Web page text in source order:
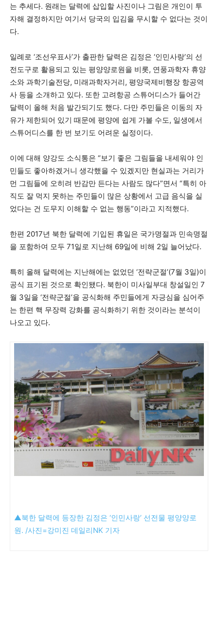
는 추세다. 원래는 달력에 삽입할 사진이나 그림은 개인이 투
자해 결정하지만 여기서 당국의 입김을 무시할 수 없다는 것이
다.
일례로 ‘조선우표사’가 출판한 달력은 김정은 ‘인민사랑’의 선
전도구로 활용되고 있는 평양양로원을 비롯, 연풍과학자 휴양
소와 과학기술전당, 미래과학자거리, 평양국제비행장 항공역
사 등을 소개하고 있다. 또한 고려항공 스튜어디스가 들어간
달력이 올해 처음 발간되기도 했다. 다만 주민들은 이동의 자
유가 제한되어 있기 때문에 평양에 쉽게 가볼 수도, 일생에서
스튜어디스를 한 번 보기도 어려운 실정이다.
이에 대해 양강도 소식통은 “보기 좋은 그림들을 내세워야 인
민들도 좋아하겠거니 생각했을 수 있겠지만 현실과는 거리가
먼 그림들에 오히려 반감만 든다는 사람도 많다”면서 “특히 아
직도 잘 먹지 못하는 주민들이 많은 상황에서 고급 음식을 실
었다는 건 도무지 이해할 수 없는 행동”이라고 지적했다.
한편 2017년 북한 달력에 기입된 휴일은 국가명절과 민속명절
을 포함하여 모두 71일로 지난해 69일에 비해 2일 늘어났다.
특히 올해 달력에는 지난해에는 없었던 ‘전략군절’(7월 3일)이
공식 표기된 것으로 확인됐다. 북한이 미사일부대 창설일인 7
월 3일을 ‘전략군절’을 공식화해 주민들에게 자긍심을 심어주
는 한편 핵 무장력 강화를 공식화하기 위한 것이라는 분석이
나오고 있다.
▲북한 달력에 등장한 김정은 ‘인민사랑’ 선전물 평양양로
원. /사진=강미진 데일리NK 기자